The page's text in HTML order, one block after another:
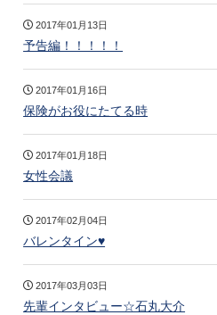
2017年01月13日
予告編！！！！！
2017年01月16日
保険がお役にたてる時
2017年01月18日
女性会議
2017年02月04日
バレンタイン♥
2017年03月03日
先輩インタビュー☆石丸大介